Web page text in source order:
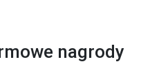
nagrody